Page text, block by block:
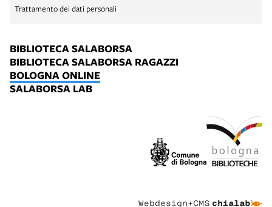
Trattamento dei dati personali
BIBLIOTECA SALABORSA
BIBLIOTECA SALABORSA RAGAZZI
BOLOGNA ONLINE
SALABORSA LAB